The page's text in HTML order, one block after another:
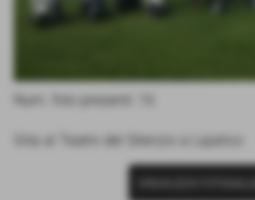
Num. foto presenti: 16
Gita al Teatro del Silenzio a Lajatico